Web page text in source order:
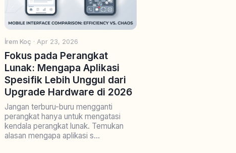
İrem Koç · Apr 23, 2026
Fokus pada Perangkat
Lunak: Mengapa Aplikasi
Spesifik Lebih Unggul dari
Upgrade Hardware di 2026
Jangan terburu-buru mengganti
perangkat hanya untuk mengatasi
kendala perangkat lunak. Temukan
alasan mengapa aplikasi s...